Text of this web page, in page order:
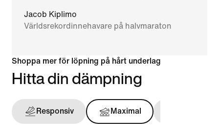
Jacob Kiplimo
Världsrekordinnehavare på halvmaraton
Shoppa mer för löpning på hårt underlag
Hitta din dämpning
Responsiv Maximal